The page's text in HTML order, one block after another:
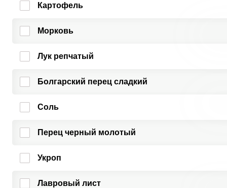
Картофель
Морковь
Лук репчатый
Болгарский перец сладкий
Соль
Перец черный молотый
Укроп
Лавровый лист